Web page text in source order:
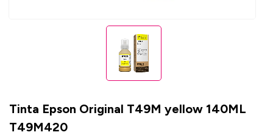
Tinta Epson Original T49M yellow 140ML
T49M420